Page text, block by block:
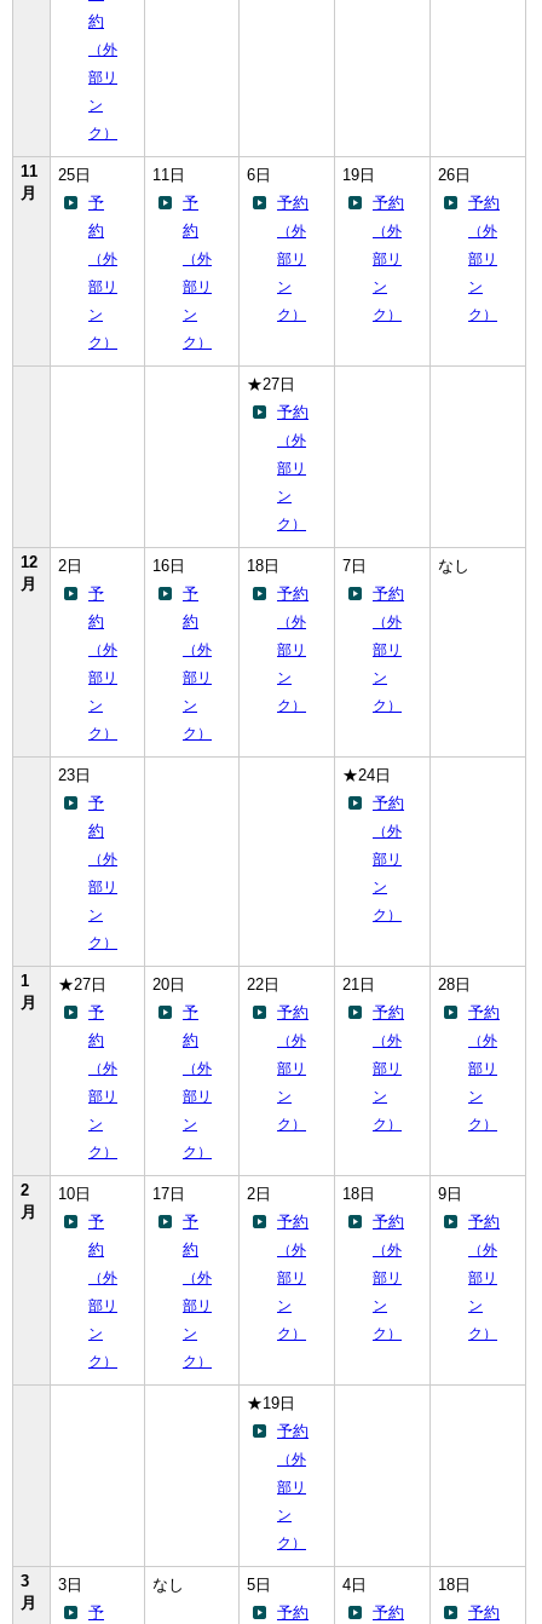
約
（外
部リ
ン
ク）
11
月
25日
予
約
（外
部リ
ン
ク）
11日
予
約
（外
部リ
ン
ク）
6日
予約
（外
部リ
ン
ク）
19日
予約
（外
部リ
ン
ク）
26日
予約
（外
部リ
ン
ク）
★27日
予約
（外
部リ
ン
ク）
12
月
2日
予
約
（外
部リ
ン
ク）
16日
予
約
（外
部リ
ン
ク）
18日
予約
（外
部リ
ン
ク）
7日
予約
（外
部リ
ン
ク）
なし
23日
予
約
（外
部リ
ン
ク）
★24日
予約
（外
部リ
ン
ク）
1
月
★27日
予
約
（外
部リ
ン
ク）
20日
予
約
（外
部リ
ン
ク）
22日
予約
（外
部リ
ン
ク）
21日
予約
（外
部リ
ン
ク）
28日
予約
（外
部リ
ン
ク）
2
月
10日
予
約
（外
部リ
ン
ク）
17日
予
約
（外
部リ
ン
ク）
2日
予約
（外
部リ
ン
ク）
18日
予約
（外
部リ
ン
ク）
9日
予約
（外
部リ
ン
ク）
★19日
予約
（外
部リ
ン
ク）
3
月
3日
予
なし
5日
予約
4日
予約
18日
予約